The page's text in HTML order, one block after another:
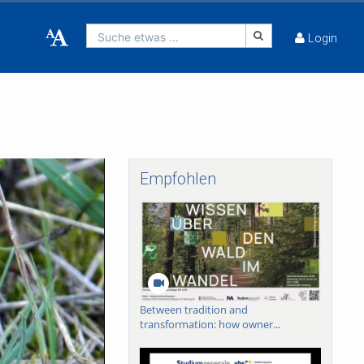
Suche etwas ... Login
Empfohlen
Between tradition and
transformation: how owner...